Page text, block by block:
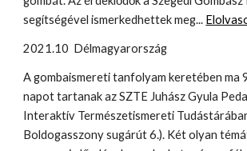
segítségével ismerkedhettek meg...
2021.10 Délmagyarország
A gombaismereti tanfolyam keretében ma
napot tartanak az SZTE Juhász Gyula
Interaktív Természetismereti
Boldog­asszony sugárút 6.). Két olyan